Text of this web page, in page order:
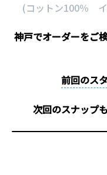
(コットン100％
神戸でオーダーをご
前回のス
次回のスナップ